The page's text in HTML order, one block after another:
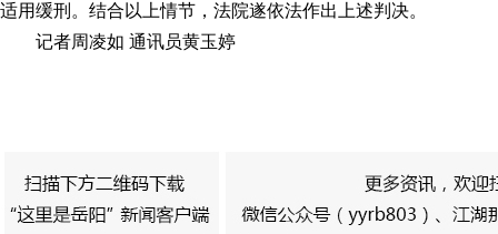
适用缓刑。结合以上情节，法院遂依法作出上述判决。
记者周凌如 通讯员黄玉婷